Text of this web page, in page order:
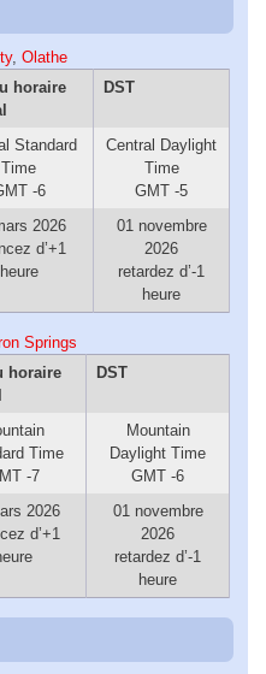
, Olathe
horaire
DST
Standard
Time
-6
Central Daylight
Time
GMT -5
2026
d’+1
heure
01 novembre
2026
retardez d’-1
heure
Springs
horaire
DST
Time
-7
Mountain
Daylight Time
GMT -6
2026
d’+1
01 novembre
2026
retardez d’-1
heure